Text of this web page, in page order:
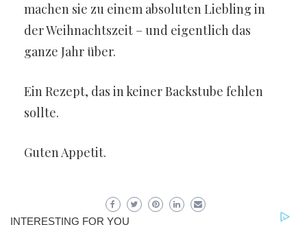
machen sie zu einem absoluten Liebling in
der Weihnachtszeit – und eigentlich das
ganze Jahr über.
Ein Rezept, das in keiner Backstube fehlen
sollte.
Guten Appetit.